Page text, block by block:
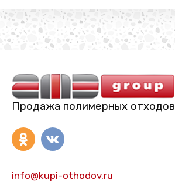
Продажа полимерных отходов
info@kupi-othodov.ru